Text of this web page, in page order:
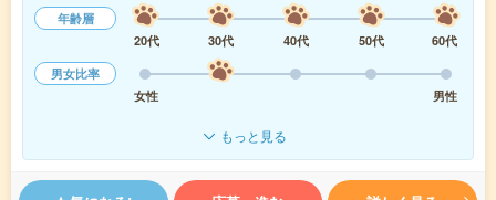
年齢層
20代
30代 40代 50代
60代
男女比率
女性
男性
もっと見る